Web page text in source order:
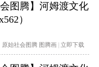
会图腾】河姆渡文化
）
原始社会图腾 图腾画 立即下载